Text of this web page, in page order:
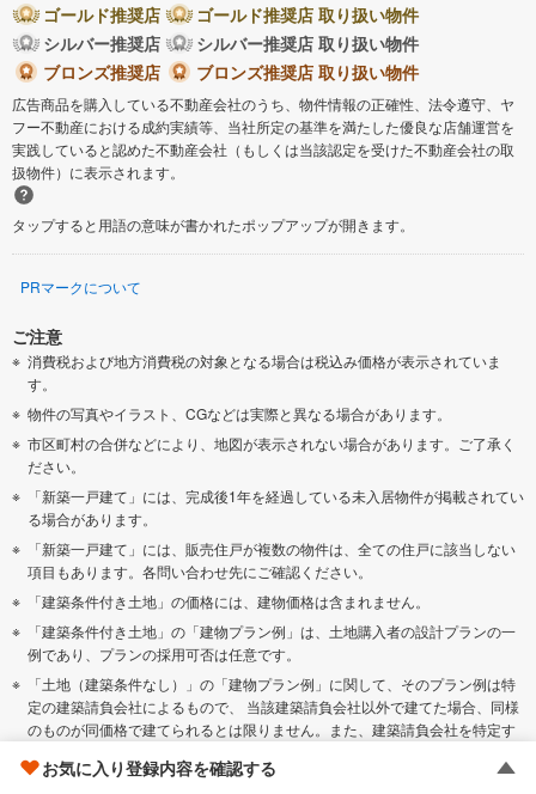
ゴールド推奨店
ゴールド推奨店 取り扱い物件
シルバー推奨店
シルバー推奨店 取り扱い物件
ブロンズ推奨店
ブロンズ推奨店 取り扱い物件
広告商品を購入している不動産会社のうち、物件情報の正確性、法令遵守、ヤ
フー不動産における成約実績等、当社所定の基準を満たした優良な店舗運営を
実践していると認めた不動産会社（もしくは当該認定を受けた不動産会社の取
扱物件）に表示されます。
タップすると用語の意味が書かれたポップアップが開きます。
PRマークについて
ご注意
消費税および地方消費税の対象となる場合は税込み価格が表示されていま
す。
物件の写真やイラスト、CGなどは実際と異なる場合があります。
市区町村の合併などにより、地図が表示されない場合があります。ご了承く
ださい。
「新築一戸建て」には、完成後1年を経過している未入居物件が掲載されてい
る場合があります。
「新築一戸建て」には、販売住戸が複数の物件は、全ての住戸に該当しない
項目もあります。各問い合わせ先にご確認ください。
「建築条件付き土地」の価格には、建物価格は含まれません。
「建築条件付き土地」の「建物プラン例」は、土地購入者の設計プランの一
例であり、プランの採用可否は任意です。
「土地（建築条件なし）」の「建物プラン例」に関して、そのプラン例は特
定の建築請負会社によるもので、 当該建築請負会社以外で建てた場合、同様
のものが同価格で建てられるとは限りません。また、建築請負会社を特定す
お客様が入力する個人情報を含むお問い合わせデータは、当該物件の取扱会
お気に入り登録内容を確認する